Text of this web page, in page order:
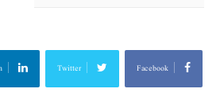
Facebook
Twitter